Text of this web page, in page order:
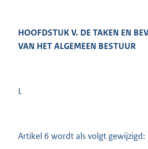
HOOFDSTUK V. DE TAKEN EN
VAN HET ALGEMEEN BESTUUR
L
Artikel 6 wordt als volgt gewijzigd: